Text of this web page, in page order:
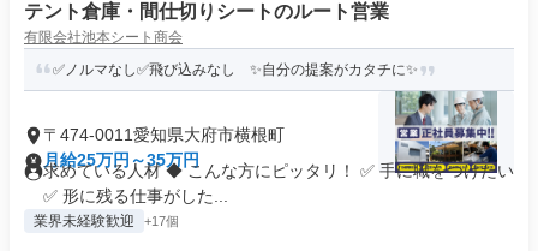
テント倉庫・間仕切りシートのルート営業
有限会社池本シート商会
✅ノルマなし✅飛び込みなし ✨自分の提案がカタチに✨
〒474-0011愛知県大府市横根町
月給25万円～35万円
求めている人材 ◆ こんな方にピッタリ！ ✅ 手に職をつけたい
✅ 形に残る仕事がした...
業界未経験歓迎 +17個